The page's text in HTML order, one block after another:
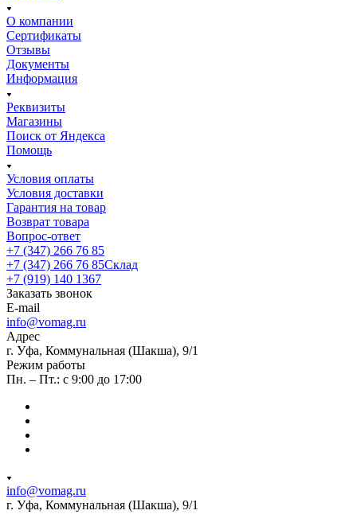
О компании
Сертификаты
Отзывы
Документы
Информация
Реквизиты
Магазины
Поиск от Яндекса
Помощь
Условия оплаты
Условия доставки
Гарантия на товар
Возврат товара
Вопрос-ответ
+7 (347) 266 76 85
+7 (347) 266 76 85Склад
+7 (919) 140 1367
Заказать звонок
E-mail
info@vomag.ru
Адрес
г. Уфа, Коммунальная (Шакша), 9/1
Режим работы
Пн. – Пт.: с 9:00 до 17:00
info@vomag.ru
г. Уфа, Коммунальная (Шакша), 9/1